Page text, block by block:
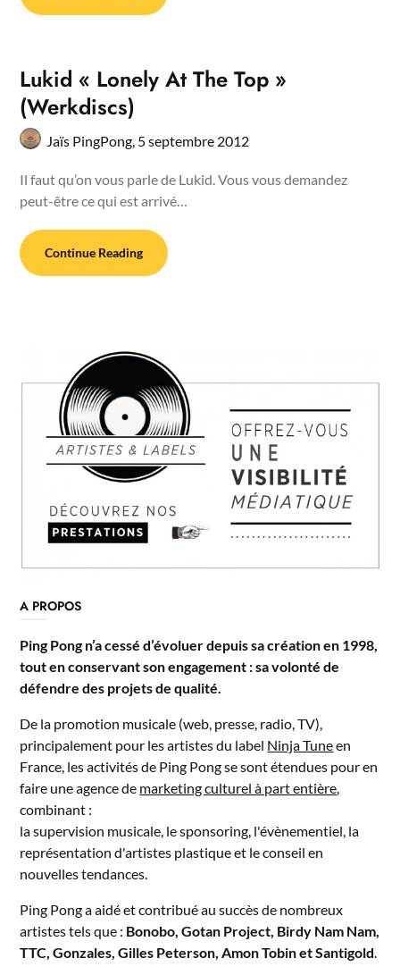
Lukid « Lonely At The Top »
(Werkdiscs)
Jaïs PingPong, 5 septembre 2012
Il faut qu’on vous parle de Lukid. Vous vous demandez
peut-être ce qui est arrivé…
Continue Reading
A PROPOS
Ping Pong n’a cessé d’évoluer depuis sa création en 1998,
tout en conservant son engagement : sa volonté de
défendre des projets de qualité.
De la promotion musicale (web, presse, radio, TV),
principalement pour les artistes du label Ninja Tuneen
France, les activités de Ping Pong se sont étendues pour en
faire une agence de marketing culturel à part entière
combinant :
la supervision musicale, le sponsoring, l'évènementiel, la
représentation d'artistes plastique et le conseil en
nouvelles tendances.
Ping Pong a aidé et contribué au succès de nombreux
artistes tels que : Bonobo, Gotan Project, Birdy Nam Nam,
TTC, Gonzales, Gilles Peterson, Amon Tobin et Santigold